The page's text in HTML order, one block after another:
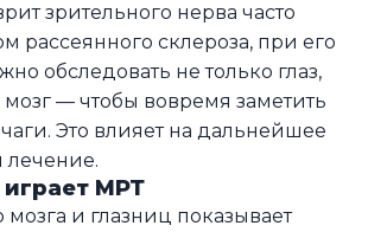
зрительного нерва часто
рассеянного склероза, при его
обследовать не только глаз,
— чтобы вовремя заметить
Это влияет на дальнейшее
МРТ
мозга и глазниц показывает